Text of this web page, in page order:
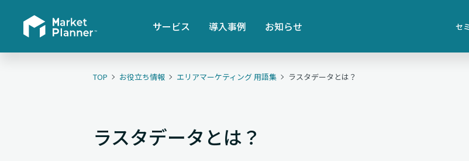
サービス 導入事例 お知らせ セ
TOP お役立ち情報 エリアマーケティング 用語集 ラスタデータとは？
ラスタデータとは？